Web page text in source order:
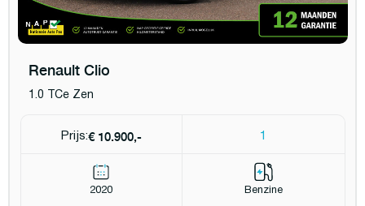
Renault Clio
1.0 TCe Zen
Prijs:€ 10.900,- 1
2020 Benzine